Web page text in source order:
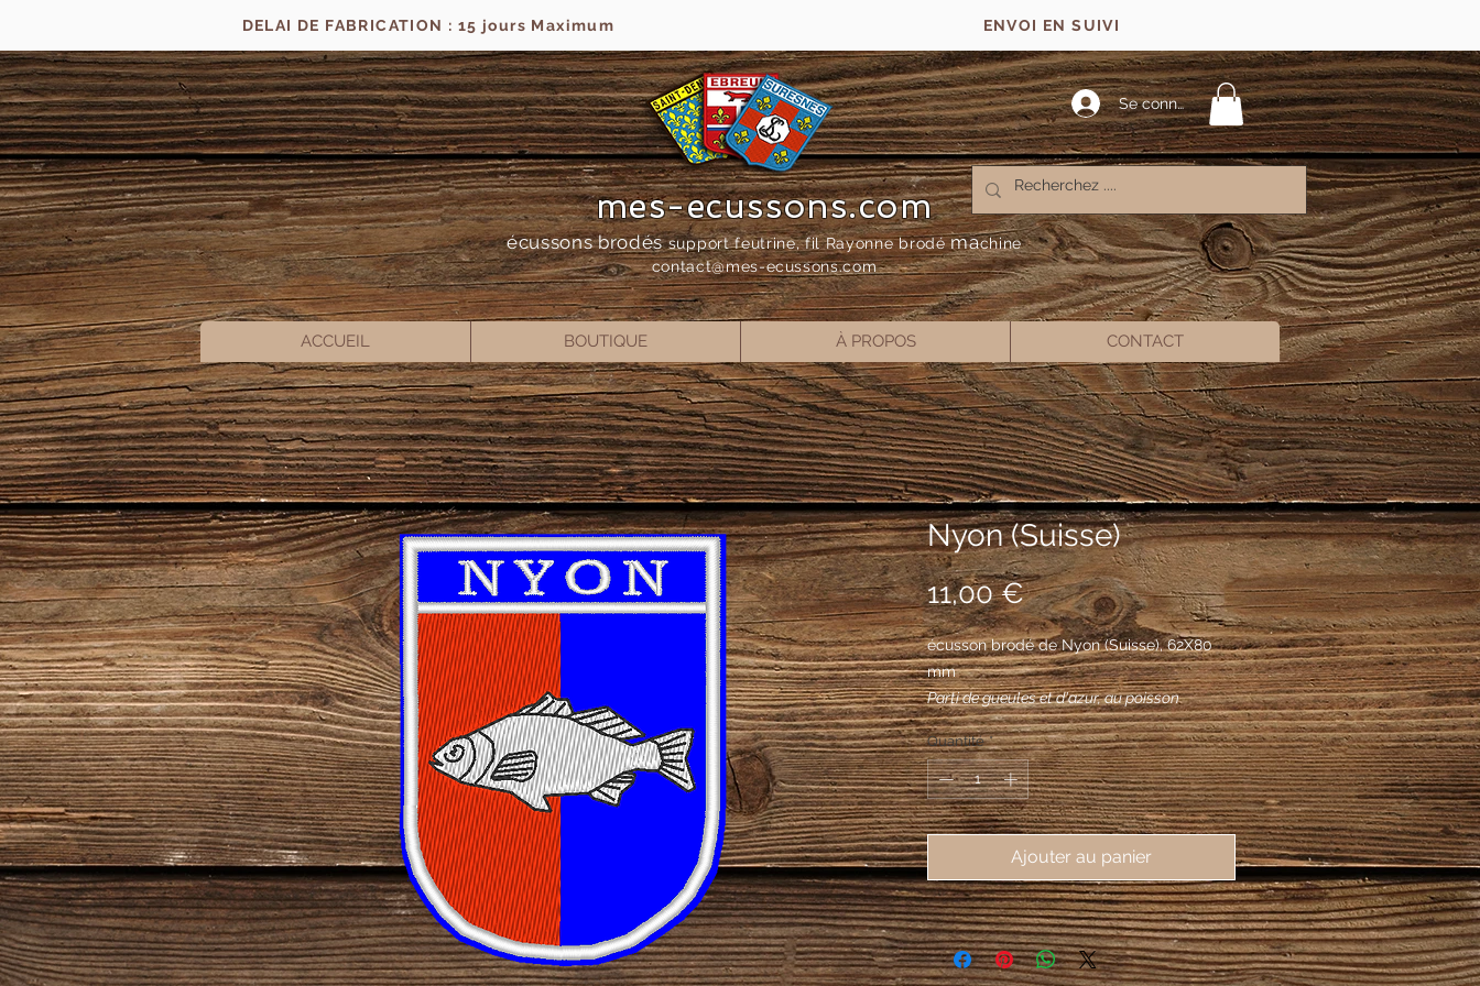
DELAI DE FABRICATION : 15 jours Maximum ENVOI EN SUIVI
Se connecter
mes-ecussons.com
écussons brodés support feutrine, fil Rayonne brodémachine
contact@mes-ecussons.com
ACCUEIL BOUTIQUE À PROPOS CONTACT
Nyon (Suisse)
11,00 €Prix
écusson brodé de Nyon (Suisse), 62X80
mm
Parti de gueules et d'azur, au poisson
d'argent brochant sur le tout.
Quantité *
Ajouter au panier